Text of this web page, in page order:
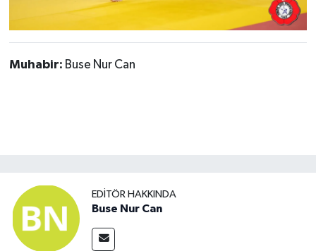
Muhabir: Buse Nur Can
EDITÖR HAKKINDA
Buse Nur Can